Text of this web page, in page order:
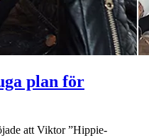
plan för
att Viktor ”Hippie-